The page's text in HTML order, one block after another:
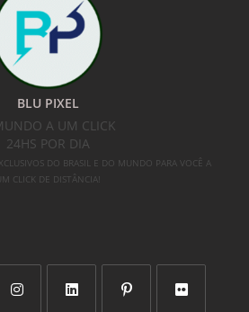
BLU PIXEL
A UM CLICK
24HS POR DIA
DO BRASIL E DO MUNDO PARA VOCÊ A
CLICK DE DISTÂNCIA!